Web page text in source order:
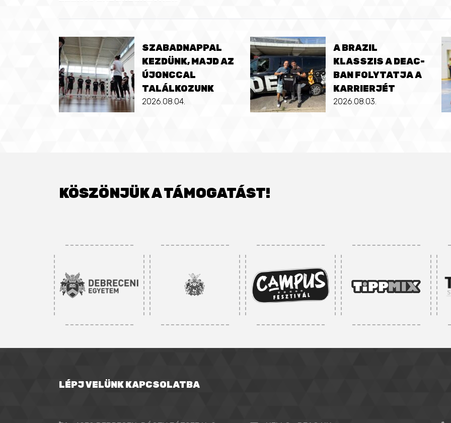
SZABADNAPPAL
KEZDÜNK, MAJD AZ
ÚJONCCAL
TALÁLKOZUNK
2026.08.04.
A BRAZIL
KLASSZIS A DEAC-
BAN FOLYTATJA A
KARRIERJÉT
2026.08.03.
KÖSZÖNJÜK A TÁMOGATÁST!
LÉPJ VELÜNK KAPCSOLATBA